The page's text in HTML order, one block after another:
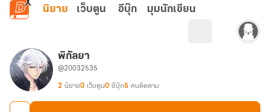
ข้ามไปยังเนื้อหาหลัก
นิยาย เว็บตูน อีบุ๊ก มุมนักเขียน
พิกัลยา
@20032535
2 นิยาย0 เว็บตูน0 อีบุ๊ก5 คนติดตาม